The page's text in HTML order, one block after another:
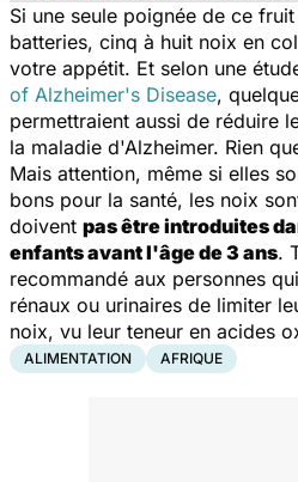
Si une seule poignée de ce
batteries, cinq à huit noix en
votre appétit. Et selon une
of Alzheimer's Disease,
permettraient aussi de réduire
la maladie d'Alzheimer. Rien
Mais attention, même si elles
bons pour la santé, les noix
doivent pas être introduites
enfants avant l'âge de 3 ans.
recommandé aux personnes
rénaux ou urinaires de limiter
noix, vu leur teneur en acides
ALIMENTATION AFRIQUE